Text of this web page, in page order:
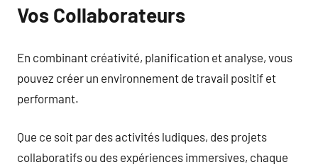
Vos Collaborateurs
En combinant créativité, planification et analyse, vous
pouvez créer un environnement de travail positif et
performant.
Que ce soit par des activités ludiques, des projets
collaboratifs ou des expériences immersives, chaque